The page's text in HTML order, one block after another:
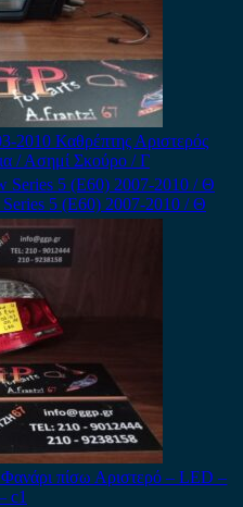
2010 Καθρέπτης Αριστερός
/ Ασημί Σκούρο / Γ
5 (E60) 2007-2010 / Θ
πίσω Αριστερό – LED –
c1